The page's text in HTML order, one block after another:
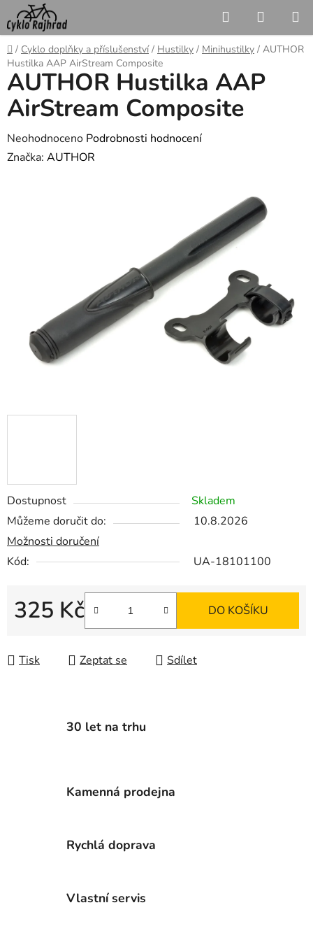
Přejít
na
obsah
Hledat
KOŠÍK
Domů
/ Cyklo doplňky a příslušenství / Hustilky / Minihustilky / AUTHOR
Hustilka AAP AirStream Composite
Dostupnost
Skladem
Můžeme doručit do:
10.8.2026
Možnosti doručení
Kód:
UA-18101100
325 Kč DO KOŠÍKU
Tisk Zeptat se Sdílet
AUTHOR Hustilka AAP
AirStream Composite
Průměrné
hodnocení
Neohodnoceno Podrobnosti hodnocení
Značka: AUTHOR
30 let na trhu
Kamenná prodejna
Rychlá doprava
Vlastní servis